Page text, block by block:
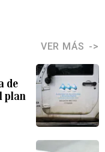
VER MÁS
de
plan